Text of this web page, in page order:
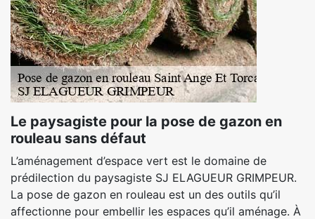
Le paysagiste pour la pose de gazon en
rouleau sans défaut
L’aménagement d’espace vert est le domaine de
prédilection du paysagiste SJ ELAGUEUR GRIMPEUR.
La pose de gazon en rouleau est un des outils qu’il
affectionne pour embellir les espaces qu’il aménage. À